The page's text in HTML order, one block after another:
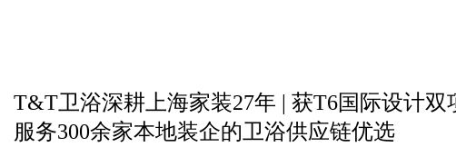
T&T卫浴深耕上海家装27年 | 获T6国际设计双
服务300余家本地装企的卫浴供应链优选